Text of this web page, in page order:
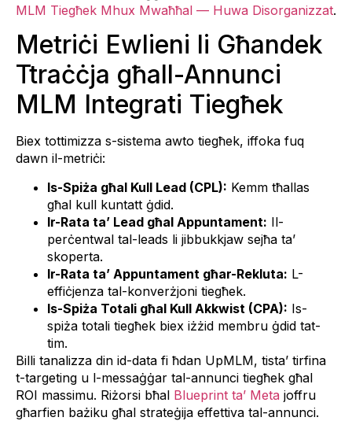
MLM Tiegħek Mhux Mwaħħal — Huwa Disorganizzat.
Metriċi Ewlieni li Għandek
Ttraċċja għall-Annunci
MLM Integrati Tiegħek
Biex tottimizza s-sistema awto tiegħek, iffoka fuq
dawn il-metriċi:
Is-Spiża għal Kull Lead (CPL): Kemm tħallas
għal kull kuntatt ġdid.
Ir-Rata ta’ Lead għal Appuntament: Il-
perċentwal tal-leads li jibbukkjaw sejħa ta’
skoperta.
Ir-Rata ta’ Appuntament għar-Rekluta: L-
effiċjenza tal-konverżjoni tiegħek.
Is-Spiża Totali għal Kull Akkwist (CPA): Is-
spiża totali tiegħek biex iżżid membru ġdid tat-
tim.
Billi tanalizza din id-data fi ħdan UpMLM, tista’ tirfina
t-targeting u l-messaġġar tal-annunci tiegħek għal
ROI massimu. Riżorsi bħal Blueprint ta’ Meta joffru
għarfien bażiku għal strateġija effettiva tal-annunci.